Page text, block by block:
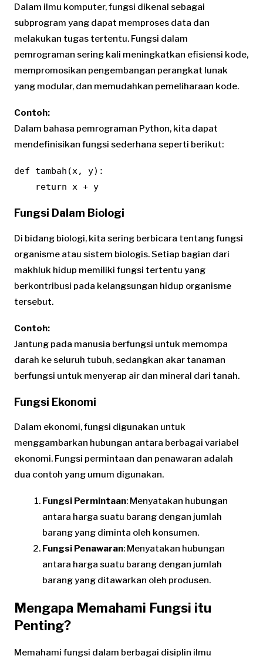
Dalam ilmu komputer, fungsi dikenal sebagai
subprogram yang dapat memproses data dan
melakukan tugas tertentu. Fungsi dalam
pemrograman sering kali meningkatkan efisiensi kode,
mempromosikan pengembangan perangkat lunak
yang modular, dan memudahkan pemeliharaan kode.
Contoh:
Dalam bahasa pemrograman Python, kita dapat
mendefinisikan fungsi sederhana seperti berikut:
def tambah(x, y):
    return x + y
Fungsi Dalam Biologi
Di bidang biologi, kita sering berbicara tentang fungsi
organisme atau sistem biologis. Setiap bagian dari
makhluk hidup memiliki fungsi tertentu yang
berkontribusi pada kelangsungan hidup organisme
tersebut.
Contoh:
Jantung pada manusia berfungsi untuk memompa
darah ke seluruh tubuh, sedangkan akar tanaman
berfungsi untuk menyerap air dan mineral dari tanah.
Fungsi Ekonomi
Dalam ekonomi, fungsi digunakan untuk
menggambarkan hubungan antara berbagai variabel
ekonomi. Fungsi permintaan dan penawaran adalah
dua contoh yang umum digunakan.
Fungsi Permintaan: Menyatakan hubungan
antara harga suatu barang dengan jumlah
barang yang diminta oleh konsumen.
Fungsi Penawaran: Menyatakan hubungan
antara harga suatu barang dengan jumlah
barang yang ditawarkan oleh produsen.
Mengapa Memahami Fungsi itu
Penting?
Memahami fungsi dalam berbagai disiplin ilmu